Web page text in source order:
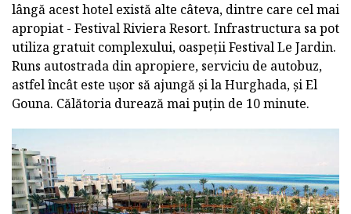
lângă acest hotel există alte câteva, dintre care cel mai
apropiat - Festival Riviera Resort. Infrastructura sa pot
utiliza gratuit complexului, oaspeții Festival Le Jardin.
Runs autostrada din apropiere, serviciu de autobuz,
astfel încât este ușor să ajungă și la Hurghada, și El
Gouna. Călătoria durează mai puțin de 10 minute.